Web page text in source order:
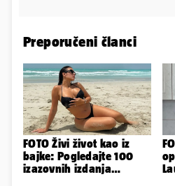
Preporučeni članci
FOTO Živi život kao iz
bajke: Pogledajte 100
izazovnih izdanja